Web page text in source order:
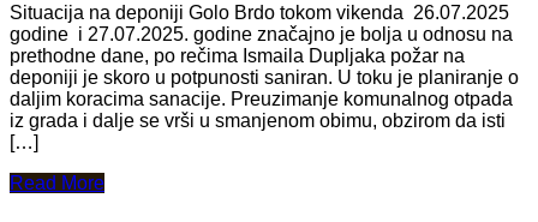
Situacija na deponiji Golo Brdo tokom vikenda 26.07.2025
godine i 27.07.2025. godine značajno je bolja u odnosu na
prethodne dane, po rečima Ismaila Dupljaka požar na
deponiji je skoro u potpunosti saniran. U toku je planiranje o
daljim koracima sanacije. Preuzimanje komunalnog otpada
iz grada i dalje se vrši u smanjenom obimu, obzirom da isti
[…]
Read More